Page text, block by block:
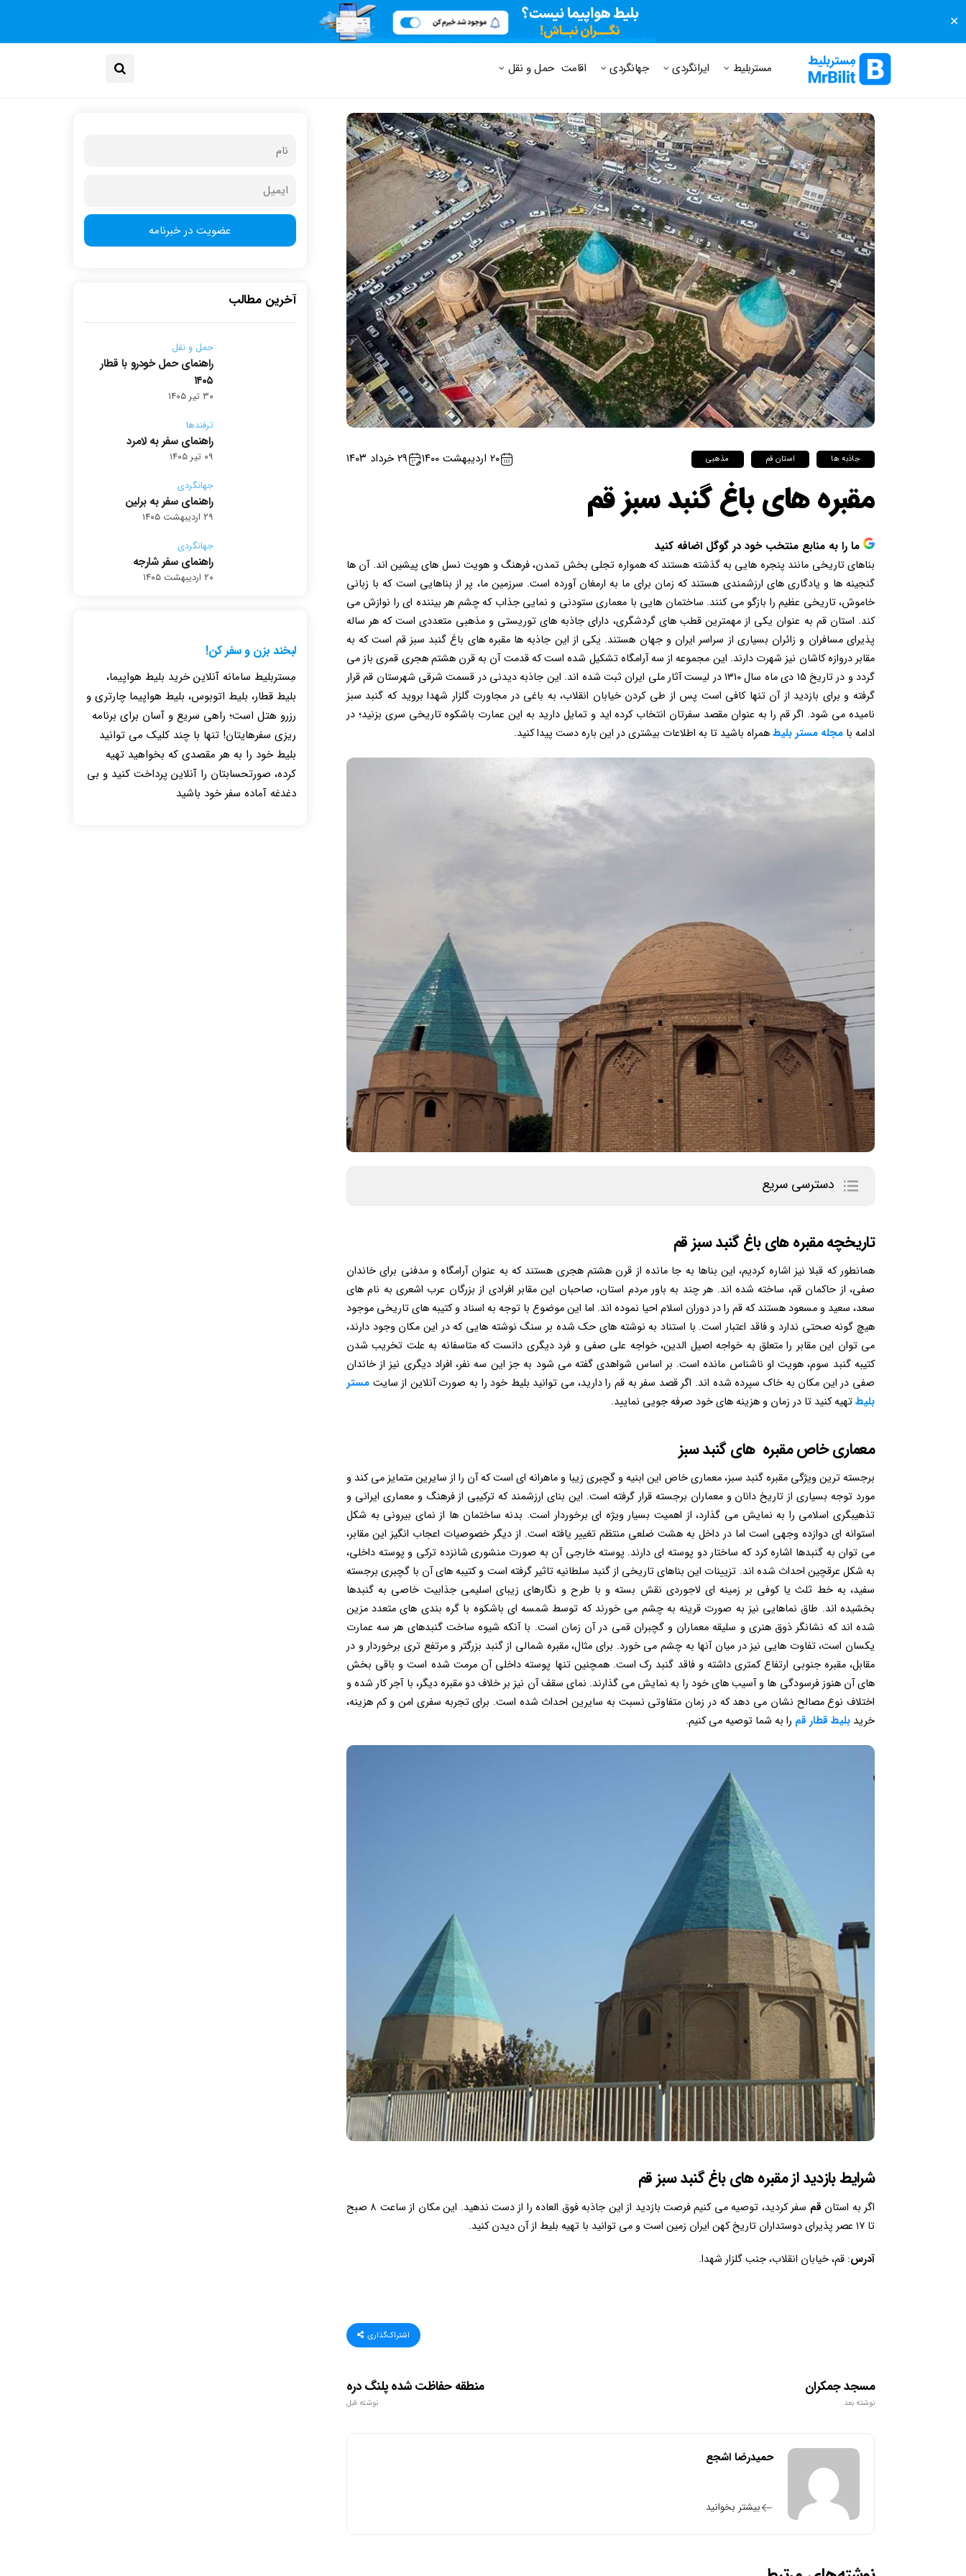
✕
مستر بلیط مجله مستر بلیط پرسش های متداول
مستربلیط ایرانگردی جهانگردی اقامت حمل و نقل
جاذبه ها استان قم مذهبی ۲۰ اردیبهشت ۱۴۰۰ ۲۹ خرداد ۱۴۰۳
مقبره های باغ گنبد سبز قم
ما را به منابع منتخب خود در گوگل اضافه کنید
بناهای تاریخی مانند پنجره هایی به گذشته هستند که همواره تجلی بخش تمدن، فرهنگ و هویت نسل های پیشین اند. آن ها
گنجینه ها و یادگاری های ارزشمندی هستند که زمان برای ما به ارمغان آورده است. سرزمین ما، پر از بناهایی است که با زبانی
خاموش، تاریخی عظیم را بازگو می کنند. ساختمان هایی با معماری ستودنی و نمایی جذاب که چشم هر بیننده ای را نوازش می
کند. استان قم به عنوان یکی از مهمترین قطب های گردشگری، دارای جاذبه های توریستی و مذهبی متعددی است که هر ساله
پذیرای مسافران و زائران بسیاری از سراسر ایران و جهان هستند. یکی از این جاذبه ها مقبره های باغ گنبد سبز قم است که به
مقابر دروازه کاشان نیز شهرت دارند. این مجموعه از سه آرامگاه تشکیل شده است که قدمت آن به قرن هشتم هجری قمری باز می
گردد و در تاریخ ۱۵ دی ماه سال ۱۳۱۰ در لیست آثار ملی ایران ثبت شده اند. این جاذبه دیدنی در قسمت شرقی شهرستان قم قرار
گرفته و برای بازدید از آن تنها کافی است پس از طی کردن خیابان انقلاب، به باغی در مجاورت گلزار شهدا بروید که گنبد سبز
نامیده می شود. اگر قم را به عنوان مقصد سفرتان انتخاب کرده اید و تمایل دارید به این عمارت باشکوه تاریخی سری بزنید؛ در
ادامه با مجله مستر بلیطهمراه باشید تا به اطلاعات بیشتری در این باره دست پیدا کنید.
دسترسی سریع
تاریخچهمقبره های باغ گنبد سبز قم
همانطور که قبلا نیز اشاره کردیم، این بناها به جا مانده از قرن هشتم هجری هستند که به عنوان آرامگاه و مدفنی برای خاندان
صفی، از حاکمان قم، ساخته شده اند. هر چند به باور مردم استان، صاحبان این مقابر افرادی از بزرگان عرب اشعری به نام های
سعد، سعید و مسعود هستند که قم را در دوران اسلام احیا نموده اند. اما این موضوع با توجه به اسناد و کتیبه های تاریخی موجود
هیچ گونه صحتی ندارد و فاقد اعتبار است. با استناد به نوشته های حک شده بر سنگ نوشته هایی که در این مکان وجود دارند،
می توان این مقابر را متعلق به خواجه اصیل الدین، خواجه علی صفی و فرد دیگری دانست که متاسفانه به علت تخریب شدن
کتیبه گنبد سوم، هویت او ناشناس مانده است. بر اساس شواهدی گفته می شود به جز این سه نفر، افراد دیگری نیز از خاندان
صفی در این مکان به خاک سپرده شده اند. اگر قصد سفر به قم را دارید، می توانید بلیط خود را به صورت آنلاین از سایتمستر
بلیطتهیه کنید تا در زمان و هزینه های خود صرفه جویی نمایید.
معماری خاص مقبره های گنبد سبز
برجسته ترین ویژگی مقبره گنبد سبز، معماری خاص این ابنیه و گچبری زیبا و ماهرانه ای است که آن را از سایرین متمایز می کند و
مورد توجه بسیاری از تاریخ دانان و معماران برجسته قرار گرفته است. این بنای ارزشمند که ترکیبی از فرهنگ و معماری ایرانی و
تذهیبگری اسلامی را به نمایش می گذارد، از اهمیت بسیار ویژه ای برخوردار است. بدنه ساختمان ها از نمای بیرونی به شکل
استوانه ای دوازده وجهی است اما در داخل به هشت ضلعی منتظم تغییر یافته است. از دیگر خصوصیات اعجاب انگیز این مقابر،
می توان به گنبدها اشاره کرد که ساختار دو پوسته ای دارند. پوسته خارجی آن به صورت منشوری شانزده ترکی و پوسته داخلی،
به شکل عرقچین احداث شده اند. تزیینات این بناهای تاریخی از گنبد سلطانیه تاثیر گرفته است و کتیبه های آن با گچبری برجسته
سفید، به خط ثلث یا کوفی بر زمینه ای لاجوردی نقش بسته و با طرح و نگارهای زیبای اسلیمی جذابیت خاصی به گنبدها
بخشیده اند. طاق نماهایی نیز به صورت قرینه به چشم می خورند که توسط شمسه ای باشکوه با گره بندی های متعدد مزین
شده اند که نشانگر ذوق هنری و سلیقه معماران و گچبران قمی در آن زمان است. با آنکه شیوه ساخت گنبدهای هر سه عمارت
یکسان است، تفاوت هایی نیز در میان آنها به چشم می خورد. برای مثال، مقبره شمالی از گنبد بزرگتر و مرتفع تری برخوردار و در
مقابل، مقبره جنوبی ارتفاع کمتری داشته و فاقد گنبد رک است. همچنین تنها پوسته داخلی آن مرمت شده است و باقی بخش
های آن هنوز فرسودگی ها و آسیب های خود را به نمایش می گذارند. نمای سقف آن نیز بر خلاف دو مقبره دیگر، با آجر کار شده و
اختلاف نوع مصالح نشان می دهد که در زمان متفاوتی نسبت به سایرین احداث شده است. برای تجربه سفری امن و کم هزینه،
خرید بلیط قطار قم را به شما توصیه می کنیم.
شرایط بازدید ازمقبره های باغ گنبد سبز قم
اگر به استان قم
سفر کردید، توصیه می کنیم فرصت بازدید از این جاذبه فوق العاده را از دست ندهید. این مکان از ساعت ۸ صبح
تا ۱۷ عصر پذیرای دوستداران تاریخ کهن ایران زمین است و می توانید با تهیه بلیط از آن دیدن کنید.
آدرس: قم، خیابان انقلاب، جنب گلزار شهدا.
اشتراک‌گذاری
منطقه حفاظت شده پلنگ دره
نوشته قبل
مسجد جمکران
نوشته بعد
حمیدرضا اشجع
بیشتر بخوانید
آخرین مطالب
حمل و نقل
راهنمای حمل خودرو با قطار
۱۴۰۵
۳۰ تیر ۱۴۰۵
ترفندها
راهنمای سفر به لامرد
۰۹ تیر ۱۴۰۵
جهانگردی
راهنمای سفر به برلین
۲۹ اردیبهشت ۱۴۰۵
جهانگردی
راهنمای سفر شارجه
۲۰ اردیبهشت ۱۴۰۵
لبخند بزن و سفر کن!
مِستربلیط سامانه آنلاین خرید بلیط هواپیما،
بلیط قطار، بلیط اتوبوس، بلیط هواپیما چارتری و
رزرو هتل است؛ راهی سریع و آسان برای برنامه
ریزی سفرهایتان! تنها با چند کلیک می توانید
بلیط خود را به هر مقصدی که بخواهید تهیه
کرده، صورتحسابتان را آنلاین پرداخت کنید و بی
دغدغه آماده سفر خود باشید